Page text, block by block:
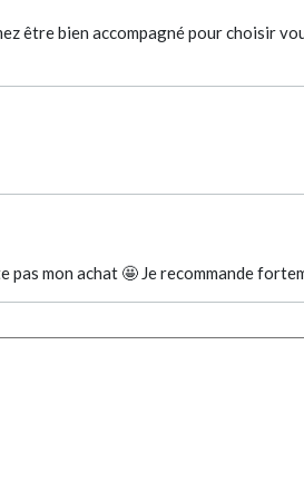
être bien accompagné pour choisir
mon achat 🤩 Je recommande